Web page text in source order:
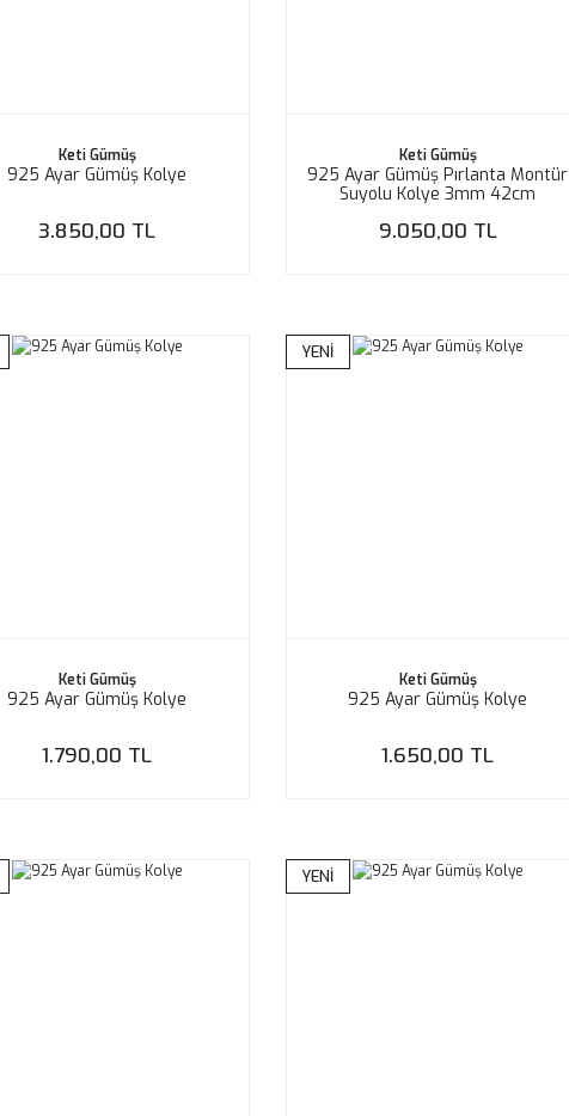
Keti Gümüş
925 Ayar Gümüş Kolye
3.850,00 TL
Keti Gümüş
925 Ayar Gümüş Pırlanta Montür
Suyolu Kolye 3mm 42cm
9.050,00 TL
Keti Gümüş
925 Ayar Gümüş Kolye
1.790,00 TL
YENİ
Keti Gümüş
925 Ayar Gümüş Kolye
1.650,00 TL
YENİ